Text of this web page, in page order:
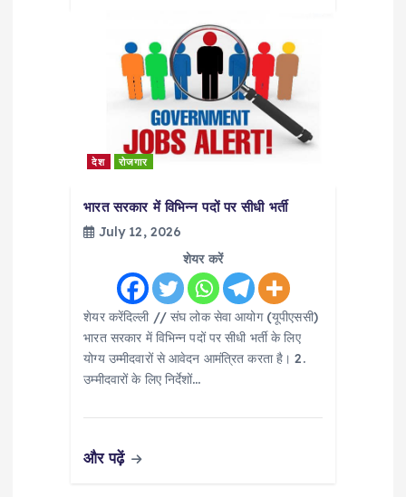
देश रोजगार
भारत सरकार में विभिन्न पदों पर सीधी भर्ती
July 12, 2026
शेयर करें
शेयर करेंदिल्ली // संघ लोक सेवा आयोग (यूपीएससी)
भारत सरकार में विभिन्न पदों पर सीधी भर्ती के लिए
योग्य उम्मीदवारों से आवेदन आमंत्रित करता है। 2.
उम्मीदवारों के लिए निर्देशों…
और पढ़ें